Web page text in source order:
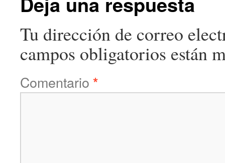
Tu dirección de correo
campos obligatorios están
Comentario *